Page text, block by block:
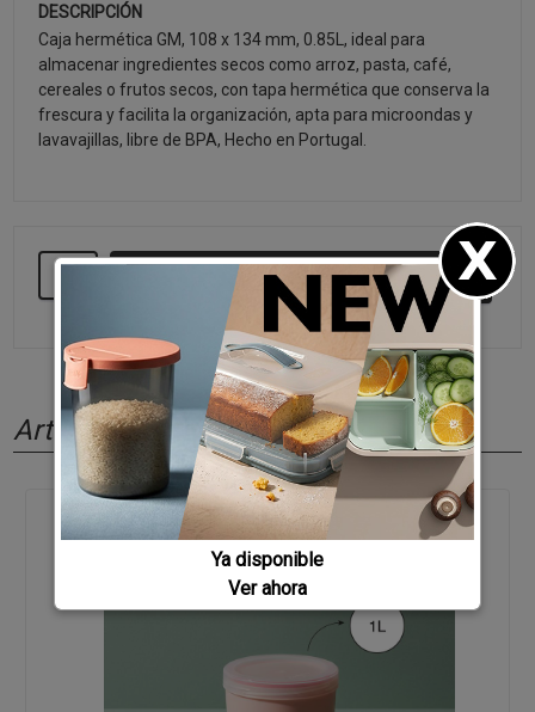
DESCRIPCIÓN
Caja hermética GM, 108 x 134 mm, 0.85L, ideal para
almacenar ingredientes secos como arroz, pasta, café,
cereales o frutos secos, con tapa hermética que conserva la
frescura y facilita la organización, apta para microondas y
lavavajillas, libre de BPA, Hecho en Portugal.
SEGUIR COMPRANDO
Artículos relacionados
Ya disponible
Ver ahora